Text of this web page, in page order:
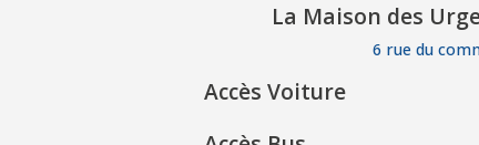
La Maison des
6 rue du
Accès Voiture